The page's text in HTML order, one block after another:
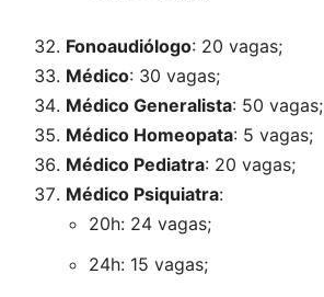
Fonoaudiólogo: 20 vagas;
Médico: 30 vagas;
Médico Generalista: 50 vagas;
Médico Homeopata: 5 vagas;
Médico Pediatra: 20 vagas;
Médico Psiquiatra:
20h: 24 vagas;
24h: 15 vagas;